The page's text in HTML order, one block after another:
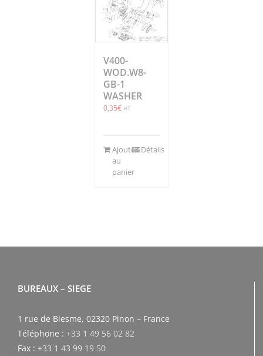
V400-
WOD.W8-
GB-1
WASHER
0,35€ HT
Ajouter
au
panier
Détails
BUREAUX – SIEGE
1 rue de Biesme, 02320 Pinon – France
Téléphone : +33 1 49 56 02 82
Fax : +33 1 43 99 19 50